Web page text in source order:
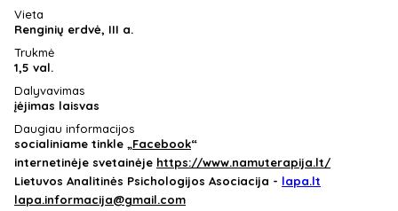
Vieta
Renginių erdvė, III a.
Trukmė
1,5 val.
Dalyvavimas
įėjimas laisvas
Daugiau informacijos
socialiniame tinkle „Facebook“
internetinėje svetainėje https://www.namuterapija.lt/
Lietuvos Analitinės Psichologijos Asociacija - lapa.lt
lapa.informacija@gmail.com